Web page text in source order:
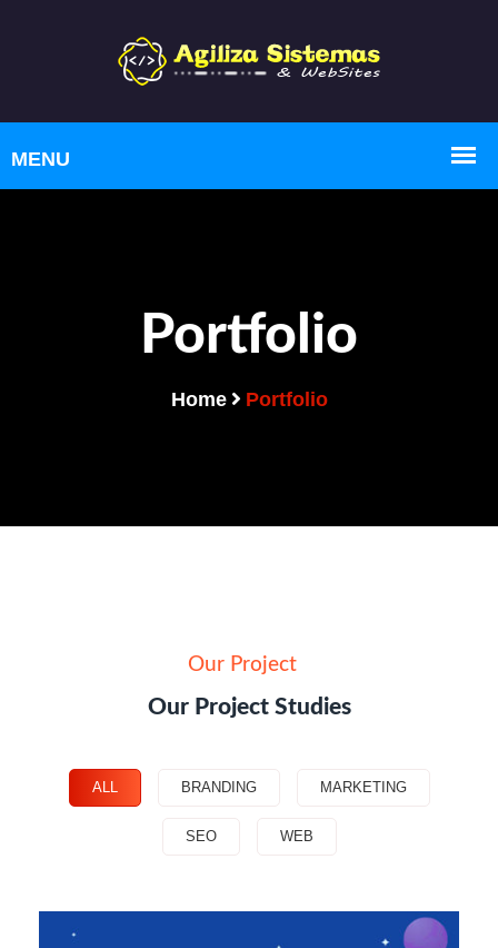
Portfolio
Home Portfolio
Our Project
Our Project Studies
ALL BRANDING MARKETING
SEO WEB